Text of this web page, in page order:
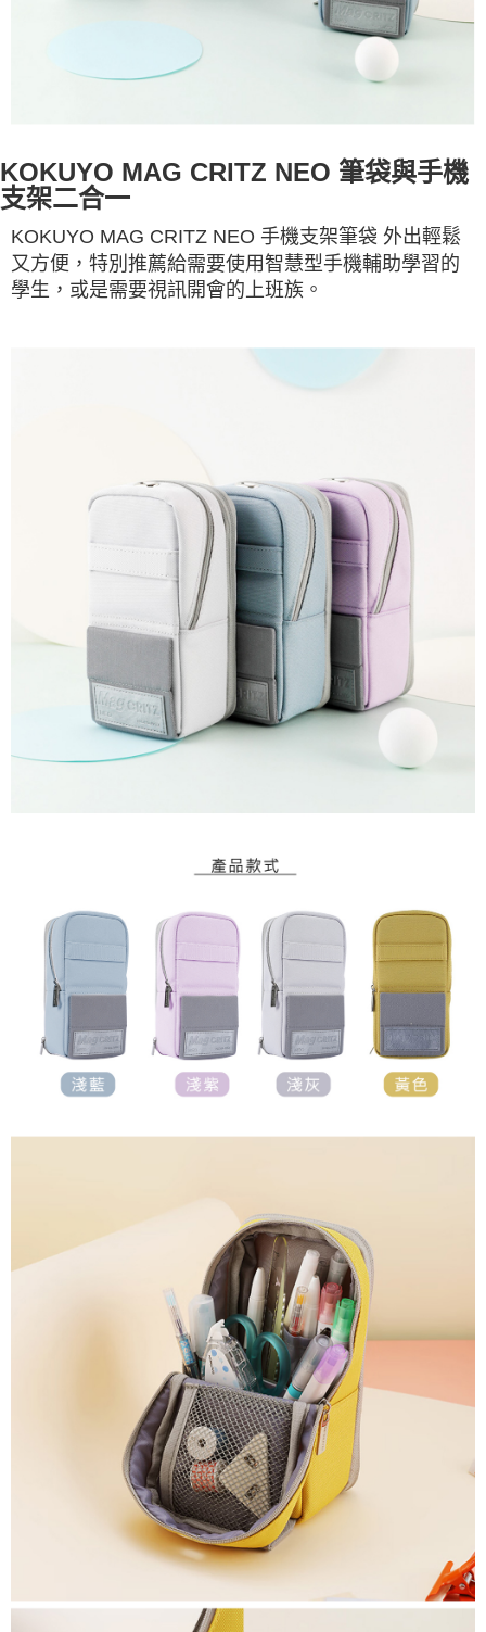
KOKUYO MAG CRITZ NEO 筆袋與手機
支架二合一
KOKUYO MAG CRITZ NEO 手機支架筆袋 外出輕鬆
又方便，特別推薦給需要使用智慧型手機輔助學習的
學生，或是需要視訊開會的上班族。